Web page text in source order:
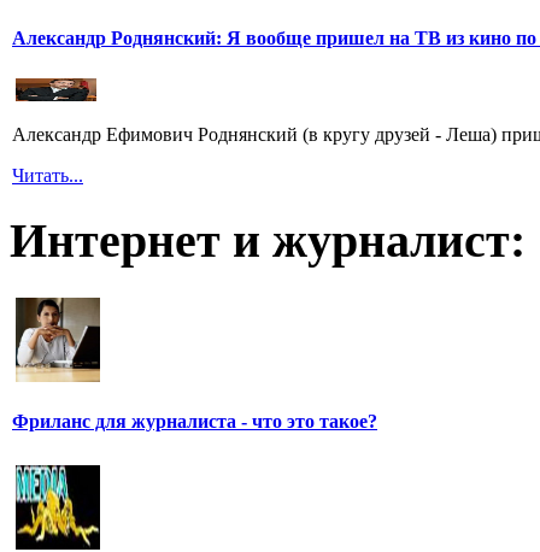
Александр Роднянский: Я вообще пришел на ТВ из кино по
Александр Ефимович Роднянский (в кругу друзей - Леша)
Читать...
Интернет и журналист:
Фриланс для журналиста - что это такое?